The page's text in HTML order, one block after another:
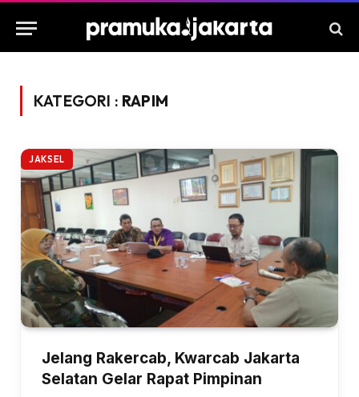
KATEGORI : RAPIM
JAKSEL
Jelang Rakercab, Kwarcab Jakarta
Selatan Gelar Rapat Pimpinan